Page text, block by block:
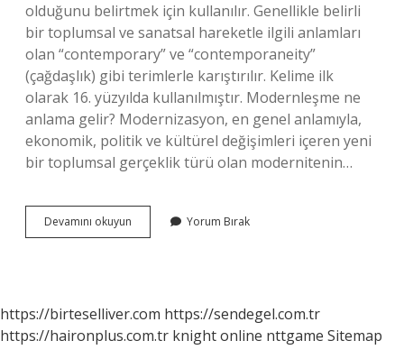
olduğunu belirtmek için kullanılır. Genellikle belirli
bir toplumsal ve sanatsal hareketle ilgili anlamları
olan “contemporary” ve “contemporaneity”
(çağdaşlık) gibi terimlerle karıştırılır. Kelime ilk
olarak 16. yüzyılda kullanılmıştır. Modernleşme ne
anlama gelir? Modernizasyon, en genel anlamıyla,
ekonomik, politik ve kültürel değişimleri içeren yeni
bir toplumsal gerçeklik türü olan modernitenin…
Devamını okuyun Modernlik
Ne
Yorum Bırak
https://birteselliver.com https://sendegel.com.tr
https://haironplus.com.tr knight online nttgame Sitemap